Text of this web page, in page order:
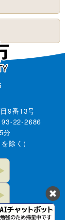
9番13号
22-2686
分
除く）